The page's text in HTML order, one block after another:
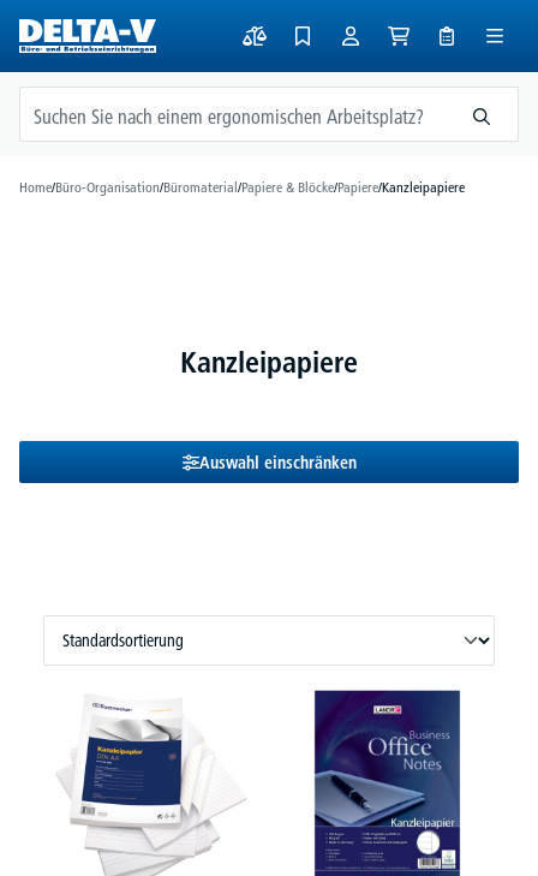
springen
Home/Büro-Organisation/Büromaterial/Papiere & Blöcke/Papiere/Kanzleipapiere
Kanzleipapiere
Auswahl einschränken